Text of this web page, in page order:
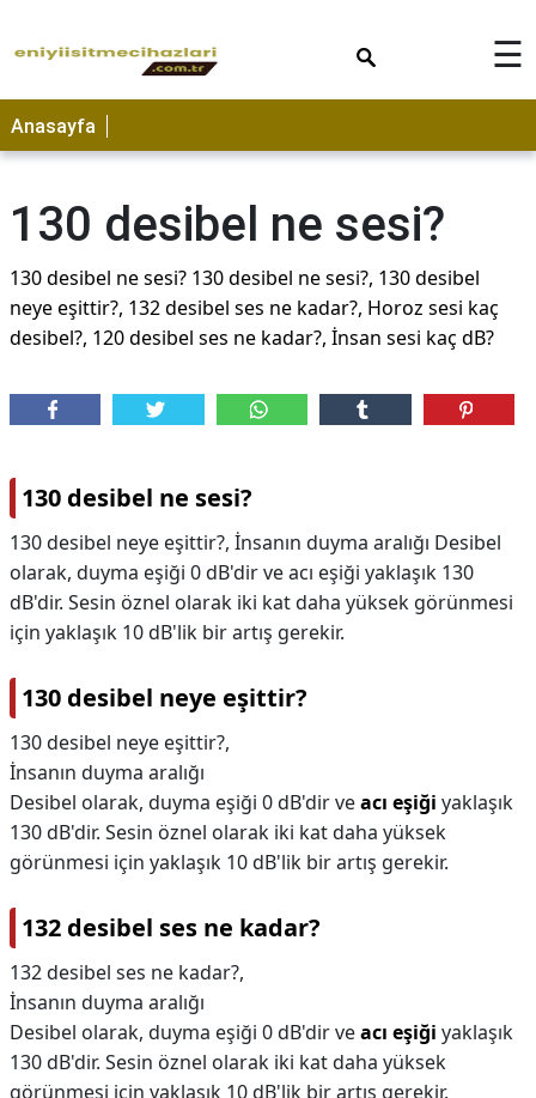
☰
Anasayfa
130 desibel ne sesi?
130 desibel ne sesi? 130 desibel ne sesi?, 130 desibel
neye eşittir?, 132 desibel ses ne kadar?, Horoz sesi kaç
desibel?, 120 desibel ses ne kadar?, İnsan sesi kaç dB?
130 desibel ne sesi?
130 desibel neye eşittir?, İnsanın duyma aralığı Desibel
olarak, duyma eşiği 0 dB'dir ve acı eşiği yaklaşık 130
dB'dir. Sesin öznel olarak iki kat daha yüksek görünmesi
için yaklaşık 10 dB'lik bir artış gerekir.
130 desibel neye eşittir?
130 desibel neye eşittir?,
İnsanın duyma aralığı
Desibel olarak, duyma eşiği 0 dB'dir veacı eşiği yaklaşık
130 dB'dir. Sesin öznel olarak iki kat daha yüksek
görünmesi için yaklaşık 10 dB'lik bir artış gerekir.
132 desibel ses ne kadar?
132 desibel ses ne kadar?,
İnsanın duyma aralığı
Desibel olarak, duyma eşiği 0 dB'dir veacı eşiği yaklaşık
130 dB'dir. Sesin öznel olarak iki kat daha yüksek
görünmesi için yaklaşık 10 dB'lik bir artış gerekir.